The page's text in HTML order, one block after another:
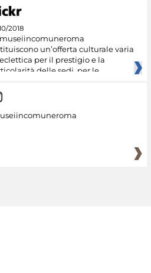
2018
un’offerta culturale varia
per il prestigio e la
delle sedi, per le